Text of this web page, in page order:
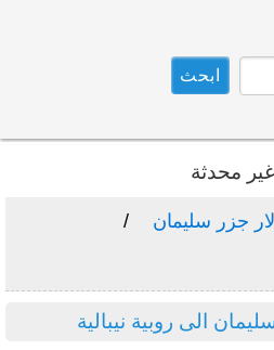
محدثة
جزر سليمان
الى روبية نيبالية